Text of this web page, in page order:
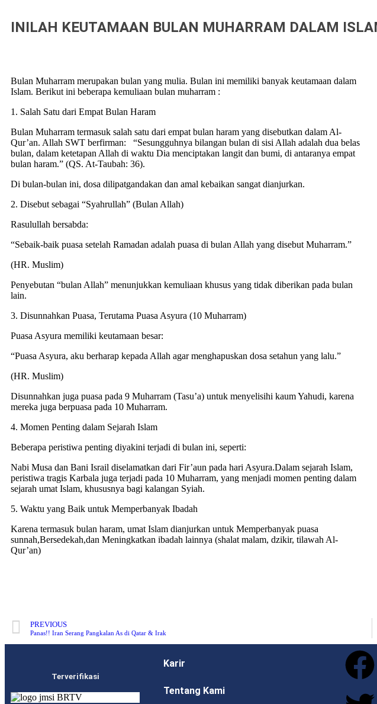
INILAH KEUTAMAAN BULAN MUHARRAM DALAM
Bulan Muharram merupakan bulan yang mulia. Bulan ini memiliki banyak keutamaan dalam
Islam. Berikut ini beberapa kemuliaan bulan muharram :
1. Salah Satu dari Empat Bulan Haram
Bulan Muharram termasuk salah satu dari empat bulan haram yang disebutkan dalam Al-
Qur’an. Allah SWT berfirman: “Sesungguhnya bilangan bulan di sisi Allah adalah dua belas
bulan, dalam ketetapan Allah di waktu Dia menciptakan langit dan bumi, di antaranya empat
bulan haram.” (QS. At-Taubah: 36).
Di bulan-bulan ini, dosa dilipatgandakan dan amal kebaikan sangat dianjurkan.
2. Disebut sebagai “Syahrullah” (Bulan Allah)
Rasulullah bersabda:
“Sebaik-baik puasa setelah Ramadan adalah puasa di bulan Allah yang disebut Muharram.”
(HR. Muslim)
Penyebutan “bulan Allah” menunjukkan kemuliaan khusus yang tidak diberikan pada bulan
lain.
3. Disunnahkan Puasa, Terutama Puasa Asyura (10 Muharram)
Puasa Asyura memiliki keutamaan besar:
“Puasa Asyura, aku berharap kepada Allah agar menghapuskan dosa setahun yang lalu.”
(HR. Muslim)
Disunnahkan juga puasa pada 9 Muharram (Tasu’a) untuk menyelisihi kaum Yahudi, karena
mereka juga berpuasa pada 10 Muharram.
4. Momen Penting dalam Sejarah Islam
Beberapa peristiwa penting diyakini terjadi di bulan ini, seperti:
Nabi Musa dan Bani Israil diselamatkan dari Fir’aun pada hari Asyura.Dalam sejarah Islam,
peristiwa tragis Karbala juga terjadi pada 10 Muharram, yang menjadi momen penting dalam
sejarah umat Islam, khususnya bagi kalangan Syiah.
5. Waktu yang Baik untuk Memperbanyak Ibadah
Karena termasuk bulan haram, umat Islam dianjurkan untuk Memperbanyak puasa
sunnah,Bersedekah,dan Meningkatkan ibadah lainnya (shalat malam, dzikir, tilawah Al-
Qur’an)
PREVIOUS
Panas!! Iran Serang Pangkalan As di Qatar & Irak
Terverifikasi
Karir
Tentang Kami